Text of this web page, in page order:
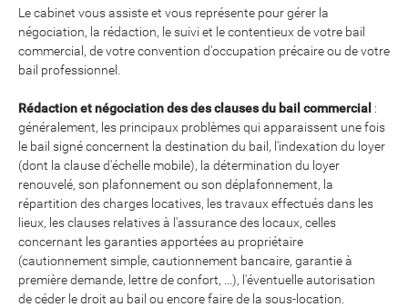
Le cabinet vous assiste et vous représente pour gérer la
négociation, la rédaction, le suivi et le contentieux de votre bail
commercial, de votre convention d'occupation précaire ou de votre
bail professionnel.
Rédaction et négociation des des clauses du bail commercial :
généralement, les principaux problèmes qui apparaissent une fois
le bail signé concernent la destination du bail, l'indexation du loyer
(dont la clause d'échelle mobile), la détermination du loyer
renouvelé, son plafonnement ou son déplafonnement, la
répartition des charges locatives, les travaux effectués dans les
lieux, les clauses relatives à l'assurance des locaux, celles
concernant les garanties apportées au propriétaire
(cautionnement simple, cautionnement bancaire, garantie à
première demande, lettre de confort, ...), l'éventuelle autorisation
de céder le droit au bail ou encore faire de la sous-location.